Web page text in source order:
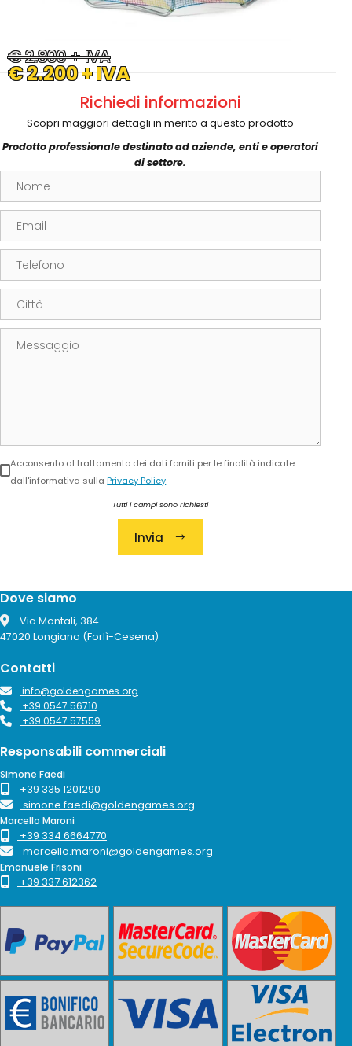
€ 2.800 + IVA
€ 2.200 + IVA
Richiedi informazioni
Scopri maggiori dettagli in merito a questo prodotto
Prodotto professionale destinato ad aziende, enti e operatori
di settore.
Nome
Email
Telefono
Città
Acconsento al trattamento dei dati forniti per le finalità indicate
dall'informativa sullaPrivacy Policy
Tutti i campi sono richiesti
Invia
Dove siamo
Via Montali, 384
47020 Longiano (Forlì-Cesena)
Contatti
info@goldengames.org
+39 0547 56710
+39 0547 57559
Responsabili commerciali
Simone Faedi
+39 335 1201290
simone.faedi@goldengames.org
Marcello Maroni
+39 334 6664770
marcello.maroni@goldengames.org
Emanuele Frisoni
+39 337 612362